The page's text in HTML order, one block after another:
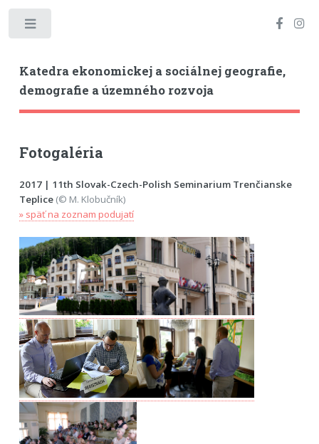
Katedra ekonomickej a sociálnej geografie,
demografie a územného rozvoja
Fotogaléria
2017 | 11th Slovak-Czech-Polish Seminarium Trenčianske
Teplice(© M. Klobučník)
» späť na zoznam podujatí